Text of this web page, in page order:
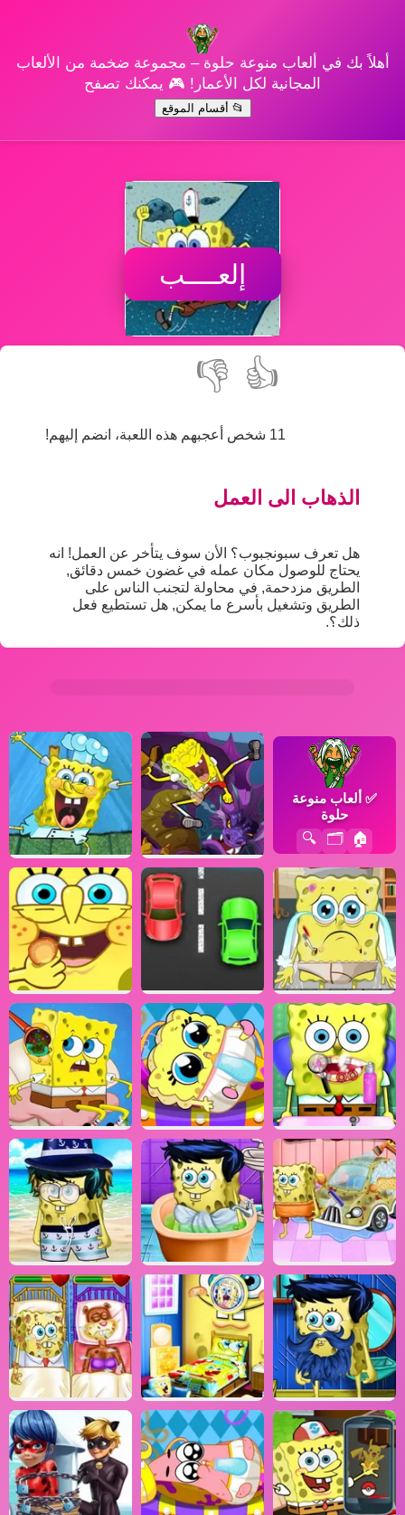
أهلاً بك في ألعاب منوعة حلوة – مجموعة ضخمة من الألعاب
المجانية لكل الأعمار! 🎮 يمكنك تصفح
📂 أقسام الموقع
إلعــــب
👍
👎
11 شخص أعجبهم هذه اللعبة، انضم إليهم!
الذهاب الى العمل
هل تعرف سبونجبوب؟ الأن سوف يتأخر عن العمل! انه
يحتاج للوصول مكان عمله في غضون خمس دقائق,
الطريق مزدحمة, في محاولة لتجنب الناس على
الطريق وتشغيل بأسرع ما يمكن, هل تستطيع فعل
ذلك؟.
✅ ألعاب منوعة
حلوة
🏠
🗂️
🔍